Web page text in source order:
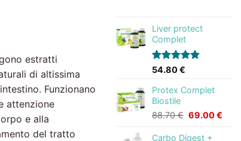
estratti
di altissima
Funzionano
attenzione
e alla
del tratto
Liver protect
Complet
Valutato
su base di
5
recensioni
54.80€
Protex Complet
Biostile
88.70€ Il
originale
69.00€
Carbo Digest +